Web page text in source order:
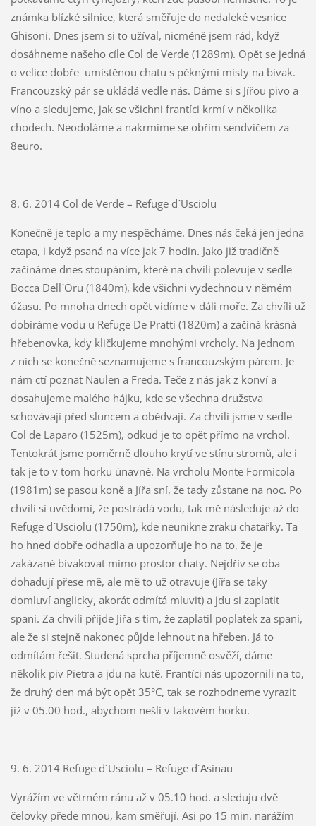
známka blízké silnice, která směřuje do nedaleké vesnice
Ghisoni. Dnes jsem si to užíval, nicméně jsem rád, když
dosáhneme našeho cíle Col de Verde (1289m). Opět se jedná
o velice dobře umístěnou chatu s pěknými místy na bivak.
Francouzský pár se ukládá vedle nás. Dáme si s Jířou pivo a
víno a sledujeme, jak se všichni frantíci krmí v několika
chodech. Neodoláme a nakrmíme se obřím sendvičem za
8euro.
8. 6. 2014 Col de Verde – Refuge d´Usciolu
Konečně je teplo a my nespěcháme. Dnes nás čeká jen jedna
etapa, i když psaná na více jak 7 hodin. Jako již tradičně
začínáme dnes stoupáním, které na chvíli polevuje v sedle
Bocca Dell´Oru (1840m), kde všichni vydechnou v němém
úžasu. Po mnoha dnech opět vidíme v dáli moře. Za chvíli už
dobíráme vodu u Refuge De Pratti (1820m) a začíná krásná
hřebenovka, kdy kličkujeme mnohými vrcholy. Na jednom
z nich se konečně seznamujeme s francouzským párem. Je
nám ctí poznat Naulen a Freda. Teče z nás jak z konví a
dosahujeme malého hájku, kde se všechna družstva
schovávají před sluncem a obědvají. Za chvíli jsme v sedle
Col de Laparo (1525m), odkud je to opět přímo na vrchol.
Tentokrát jsme poměrně dlouho krytí ve stínu stromů, ale i
tak je to v tom horku únavné. Na vrcholu Monte Formicola
(1981m) se pasou koně a Jířa sní, že tady zůstane na noc. Po
chvíli si uvědomí, že postrádá vodu, tak mě následuje až do
Refuge d´Usciolu (1750m), kde neunikne zraku chatařky. Ta
ho hned dobře odhadla a upozorňuje ho na to, že je
zakázané bivakovat mimo prostor chaty. Nejdřív se oba
dohadují přese mě, ale mě to už otravuje (Jířa se taky
domluví anglicky, akorát odmítá mluvit) a jdu si zaplatit
spaní. Za chvíli přijde Jířa s tím, že zaplatil poplatek za spaní,
ale že si stejně nakonec půjde lehnout na hřeben. Já to
odmítám řešit. Studená sprcha příjemně osvěží, dáme
několik piv Pietra a jdu na kutě. Frantíci nás upozornili na to,
že druhý den má být opět 35°C, tak se rozhodneme vyrazit
již v 05.00 hod., abychom nešli v takovém horku.
9. 6. 2014 Refuge d´Usciolu – Refuge d´Asinau
Vyrážím ve větrném ránu až v 05.10 hod. a sleduju dvě
čelovky přede mnou, kam směřují. Asi po 15 min. narážím